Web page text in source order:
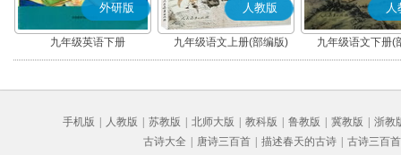
外研版
九年级英语下册
人教版
九年级语文上册(部编版)
人
九年级语文下册(
手机版 人教版 苏教版 北师大版 教科版 鲁教版 冀教版
浙教
古诗大全
唐诗三百首 描述春天的古诗 古诗三百首